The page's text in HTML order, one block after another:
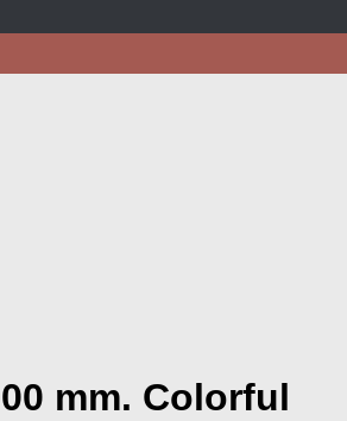
mm. Colorful